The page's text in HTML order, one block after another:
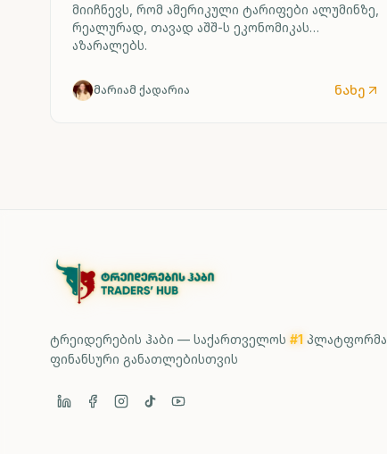
მიიჩნევს, რომ ამერიკული ტარიფები ალუმინზე,
რეალურად, თავად აშშ-ს ეკონომიკას
აზარალებს.
მარიამ ქადარია ნახე
ტრეიდერების ჰაბი — საქართველოს #1 პლატფორმა
ფინანსური განათლებისთვის